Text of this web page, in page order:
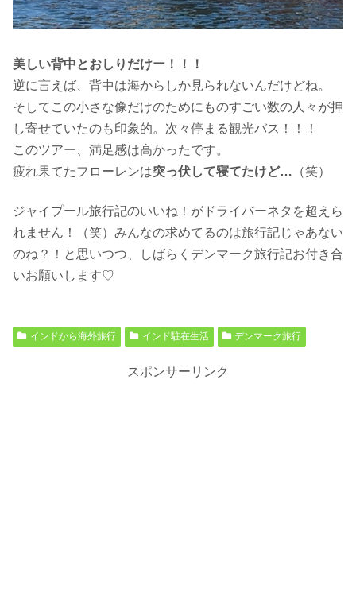
美しい背中とおしりだけー！！！
逆に言えば、背中は海からしか見られないんだけどね。
そしてこの小さな像だけのためにものすごい数の人々が押
し寄せていたのも印象的。次々停まる観光バス！！！
このツアー、満足感は高かったです。
疲れ果てたフローレンは突っ伏して寝てたけど… （笑）
ジャイプール旅行記のいいね！がドライバーネタを超えら
れません！（笑）みんなの求めてるのは旅行記じゃあない
のね？！と思いつつ、しばらくデンマーク旅行記お付き合
いお願いします♡
インドから海外旅行 インド駐在生活 デンマーク旅行
スポンサーリンク